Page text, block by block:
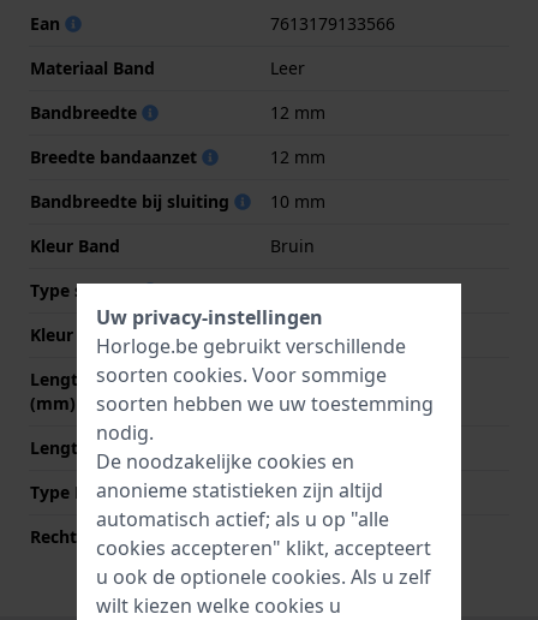
Ean
7613179133566
Materiaal Band
Leer
Bandbreedte
12 mm
Breedte bandaanzet
12 mm
Bandbreedte bij sluiting
10 mm
Kleur Band
Bruin
Type sluiting
Gesp
Kleur sluiting
Goud
Lengte band op 12 uur
(mm)
70 mm
Lengte band op 6 uur (mm)
Type Bevestiging
Bandpennen
Rechte aanzet
Ja
Uw privacy-instellingen
Horloge.be gebruikt verschillende
soorten cookies. Voor sommige
soorten hebben we uw toestemming
nodig.
De noodzakelijke cookies en
anonieme statistieken zijn altijd
automatisch actief; als u op "alle
cookies accepteren" klikt, accepteert
u ook de optionele cookies. Als u zelf
wilt kiezen welke cookies u